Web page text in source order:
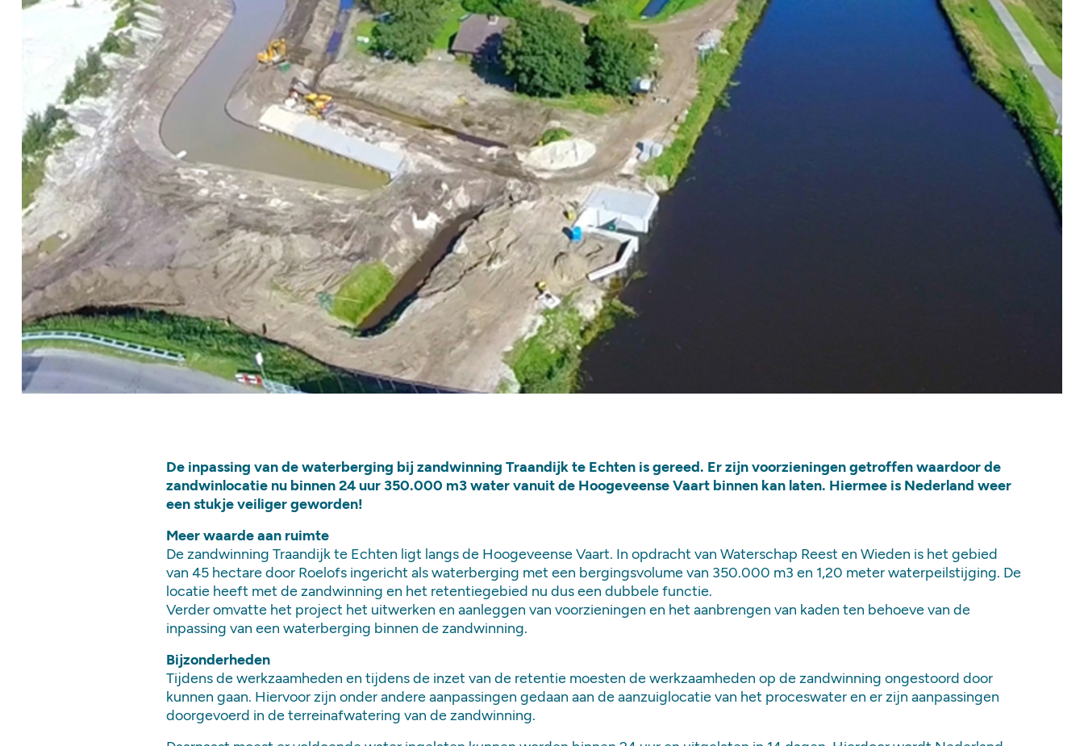
De inpassing van de waterberging bij zandwinning Traandijk te Echten is gereed. Er zijn voorzieningen getroffen waardoor de
zandwinlocatie nu binnen 24 uur 350.000 m3 water vanuit de Hoogeveense Vaart binnen kan laten. Hiermee is Nederland weer
een stukje veiliger geworden!
Meer waarde aan ruimte
De zandwinning Traandijk te Echten ligt langs de Hoogeveense Vaart. In opdracht van Waterschap Reest en Wieden is het gebied
van 45 hectare door Roelofs ingericht als waterberging met een bergingsvolume van 350.000 m3 en 1,20 meter waterpeilstijging. De
locatie heeft met de zandwinning en het retentiegebied nu dus een dubbele functie.
Verder omvatte het project het uitwerken en aanleggen van voorzieningen en het aanbrengen van kaden ten behoeve van de
inpassing van een waterberging binnen de zandwinning.
Bijzonderheden
Tijdens de werkzaamheden en tijdens de inzet van de retentie moesten de werkzaamheden op dezandwinning ongestoord door
kunnen gaan. Hiervoor zijn onder andere aanpassingen gedaan aan de aanzuiglocatie van het proceswater en er zijn aanpassingen
doorgevoerd in de terreinafwatering van de zandwinning.